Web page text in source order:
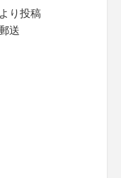
り投稿
送